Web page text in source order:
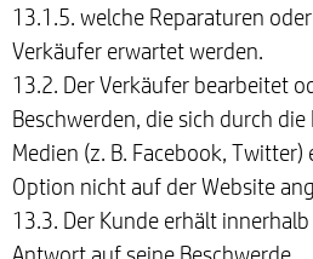
13.1.5. welche Reparaturen
Verkäufer erwartet werden.
13.2. Der Verkäufer bearbeitet
Beschwerden, die sich durch
Medien (z. B. Facebook,
Option nicht auf der Website
13.3. Der Kunde erhält